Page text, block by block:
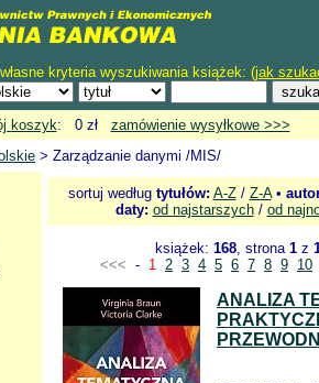
kryteria wyszukiwania książek: (jak
koszyk: 0 zł zamówienie wysyłkowe >>>
> Zarządzanie danymi /MIS/
sortuj według tytułów: A-Z/ Z-A•
daty: od najstarszych/ od
książek: 168, strona 1 z
<<< - 1 2 3 4 5 6 7 8 9 10
ANALIZA